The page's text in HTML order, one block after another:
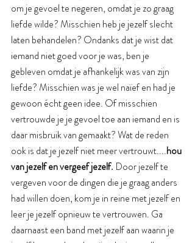
om je gevoel te negeren, omdat je zo graag
liefde wilde? Misschien heb je jezelf slecht
laten behandelen? Ondanks dat je wist dat
iemand niet goed voor je was, ben je
gebleven omdat je afhankelijk was van zijn
liefde? Misschien was je wel naïef en had je
gewoon écht geen idee. Of misschien
vertrouwde je je gevoel toe aan iemand en is
daar misbruik van gemaakt? Wat de reden
ook is dat je jezelf niet meer vertrouwt....hou
van jezelf en vergeef jezelf. Door jezelf te
vergeven voor de dingen die je graag anders
had willen doen, kom je in reine met jezelf en
leer je jezelf opnieuw te vertrouwen. Ga
daarnaast een band met jezelf aan waarin je